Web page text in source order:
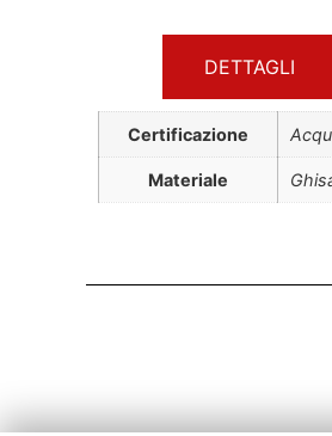
DETTAGLI
Certificazione
Materiale